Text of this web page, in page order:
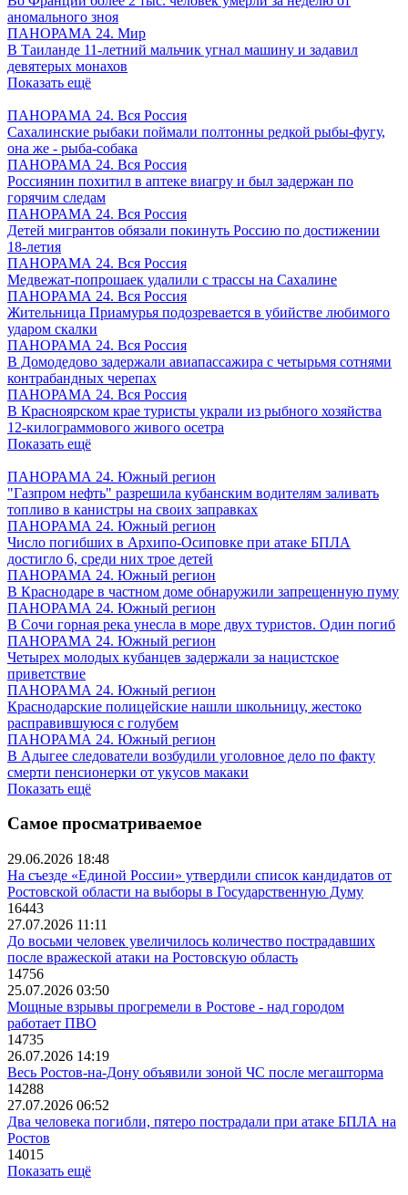
аномального зноя
ПАНОРАМА 24. Мир
В Таиланде 11-летний мальчик угнал машину и задавил
девятерых монахов
Показать ещё
ПАНОРАМА 24. Вся Россия
Сахалинские рыбаки поймали полтонны редкой рыбы-фугу,
она же - рыба-собака
ПАНОРАМА 24. Вся Россия
Россиянин похитил в аптеке виагру и был задержан по
горячим следам
ПАНОРАМА 24. Вся Россия
Детей мигрантов обязали покинуть Россию по достижении
18-летия
ПАНОРАМА 24. Вся Россия
Медвежат-попрошаек удалили с трассы на Сахалине
ПАНОРАМА 24. Вся Россия
Жительница Приамурья подозревается в убийстве любимого
ударом скалки
ПАНОРАМА 24. Вся Россия
В Домодедово задержали авиапассажира с четырьмя сотнями
контрабандных черепах
ПАНОРАМА 24. Вся Россия
В Красноярском крае туристы украли из рыбного хозяйства
12-килограммового живого осетра
Показать ещё
ПАНОРАМА 24. Южный регион
"Газпром нефть" разрешила кубанским водителям заливать
топливо в канистры на своих заправках
ПАНОРАМА 24. Южный регион
Число погибших в Архипо-Осиповке при атаке БПЛА
достигло 6, среди них трое детей
ПАНОРАМА 24. Южный регион
В Краснодаре в частном доме обнаружили запрещенную пуму
ПАНОРАМА 24. Южный регион
В Сочи горная река унесла в море двух туристов. Один погиб
ПАНОРАМА 24. Южный регион
Четырех молодых кубанцев задержали за нацистское
приветствие
ПАНОРАМА 24. Южный регион
Краснодарские полицейские нашли школьницу, жестоко
расправившуюся с голубем
ПАНОРАМА 24. Южный регион
В Адыгее следователи возбудили уголовное дело по факту
смерти пенсионерки от укусов макаки
Показать ещё
Самое просматриваемое
29.06.2026 18:48
На съезде «Единой России» утвердили список кандидатов от
Ростовской области на выборы в Государственную Думу
16443
27.07.2026 11:11
До восьми человек увеличилось количество пострадавших
после вражеской атаки на Ростовскую область
14756
25.07.2026 03:50
Мощные взрывы прогремели в Ростове - над городом
работает ПВО
14735
26.07.2026 14:19
Весь Ростов-на-Дону объявили зоной ЧС после мегашторма
14288
27.07.2026 06:52
Два человека погибли, пятеро пострадали при атаке БПЛА на
Ростов
14015
Показать ещё